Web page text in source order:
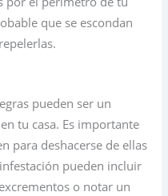
que se escondan
pueden ser un
tu casa. Es importante
para deshacerse de ellas
pueden incluir
o notar un